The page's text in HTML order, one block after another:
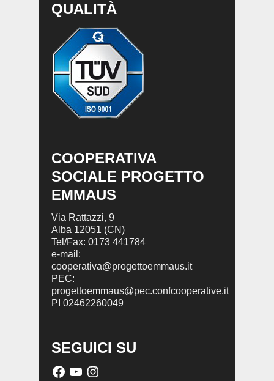
QUALITÀ
COOPERATIVA
SOCIALE PROGETTO
EMMAUS
Via Rattazzi, 9
Alba 12051 (CN)
Tel/Fax: 0173 441784
e-mail:
cooperativa@progettoemmaus.it
PEC:
progettoemmaus@pec.confcooperative.it
PI 02462260049
SEGUICI SU